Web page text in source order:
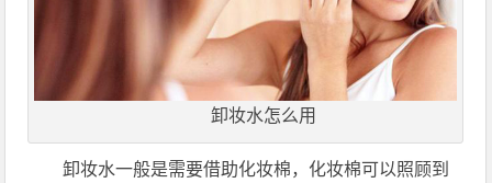
卸妆水怎么用
卸妆水一般是需要借助化妆棉，化妆棉可以照顾到